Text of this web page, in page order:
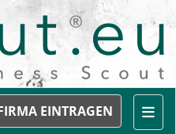
EINTRAGEN